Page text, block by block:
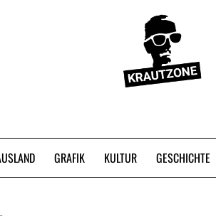
GRAFIK KULTUR GESCHICHTE